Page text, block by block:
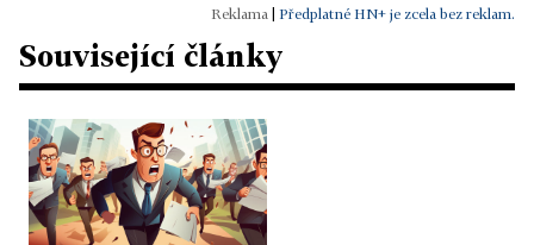
Předplatné HN+ je zcela bez reklam.
Související články